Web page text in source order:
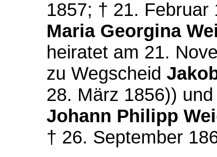
1857; † 21. Februar
Maria Georgina
heiratet am 21.
zu Wegscheid
28. März 1856)) und
Johann Philipp
† 26. September